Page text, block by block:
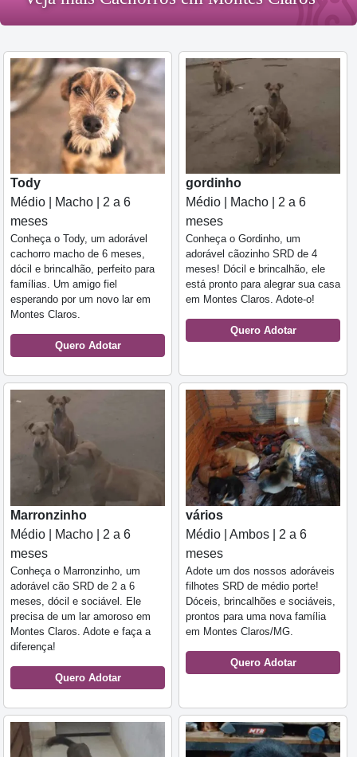
Tody
Médio | Macho | 2 a 6
meses
Conheça o Tody, um adorável
cachorro macho de 6 meses,
dócil e brincalhão, perfeito para
famílias. Um amigo fiel
esperando por um novo lar em
Montes Claros.
Quero Adotar
gordinho
Médio | Macho | 2 a 6
meses
Conheça o Gordinho, um
adorável cãozinho SRD de 4
meses! Dócil e brincalhão, ele
está pronto para alegrar sua casa
em Montes Claros. Adote-o!
Quero Adotar
Marronzinho
Médio | Macho | 2 a 6
meses
Conheça o Marronzinho, um
adorável cão SRD de 2 a 6
meses, dócil e sociável. Ele
precisa de um lar amoroso em
Montes Claros. Adote e faça a
diferença!
Quero Adotar
vários
Médio | Ambos | 2 a 6
meses
Adote um dos nossos adoráveis
filhotes SRD de médio porte!
Dóceis, brincalhões e sociáveis,
prontos para uma nova família
em Montes Claros/MG.
Quero Adotar